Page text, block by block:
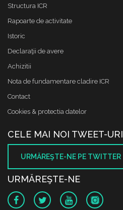
Structura ICR
Rapoarte de activitate
Istoric
Declaraţii de avere
Achizitii
Nota de fundamentare cladire ICR
Contact
Cookies & protectia datelor
CELE MAI NOI TWEET-URI
URMĂREŞTE-NE PE TWITTER
URMĂREŞTE-NE